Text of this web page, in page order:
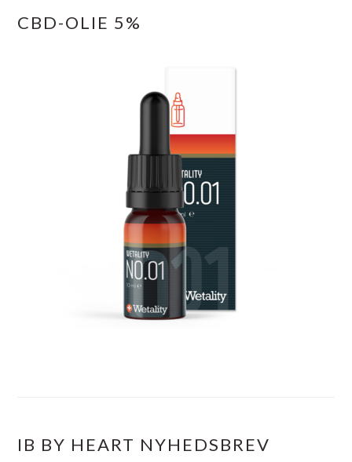
CBD-OLIE 5%
IB BY HEART NYHEDSBREV